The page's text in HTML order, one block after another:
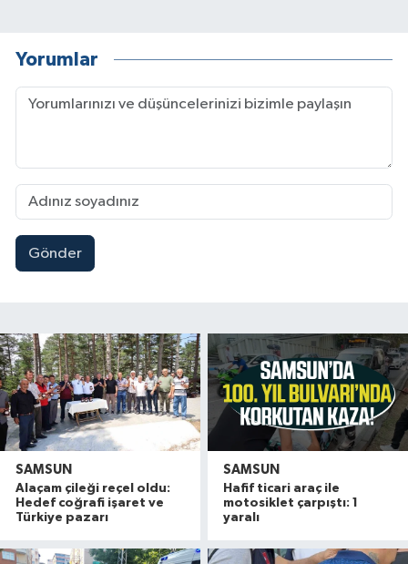
Yorumlar
Gönder
SAMSUN
Alaçam çileği reçel oldu:
Hedef coğrafi işaret ve
Türkiye pazarı
SAMSUN
Hafif ticari araç ile
motosiklet çarpıştı: 1
yaralı